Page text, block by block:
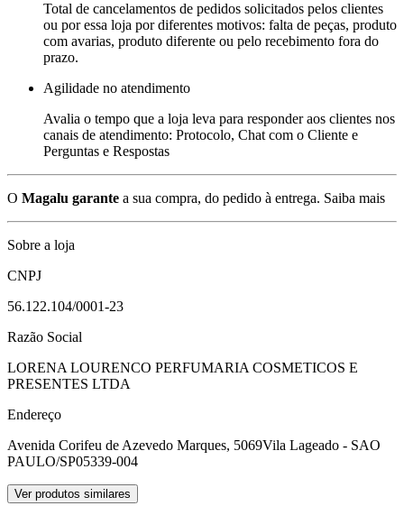
Total de cancelamentos de pedidos solicitados pelos clientes
ou por essa loja por diferentes motivos: falta de peças, produto
com avarias, produto diferente ou pelo recebimento fora do
prazo.
Agilidade no atendimento
Avalia o tempo que a loja leva para responder aos clientes nos
canais de atendimento: Protocolo, Chat com o Cliente e
Perguntas e Respostas
O Magalu garante a sua compra, do pedido à entrega. Saiba mais
Sobre a loja
CNPJ
56.122.104/0001-23
Razão Social
LORENA LOURENCO PERFUMARIA COSMETICOS E
PRESENTES LTDA
Endereço
Avenida Corifeu de Azevedo Marques, 5069Vila Lageado - SAO
PAULO/SP05339-004
Ver produtos similares